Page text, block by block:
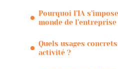
Pourquoi l’IA
monde de l’entreprise
Quels usages
activité ?